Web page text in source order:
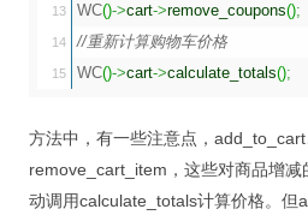
13
14
WC()->cart->remove_coupons();
//重新计算购物车价格
WC()->cart->calculate_totals();
方法中，有一些注意点，
remove_cart_item，这些对商品增减
动调用calculate_totals计算价格。但